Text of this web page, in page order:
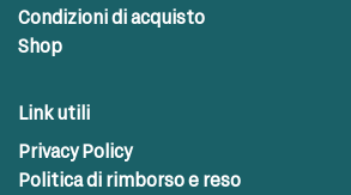
Condizioni di acquisto
Shop
Link utili
Privacy Policy
Politica di rimborso e reso